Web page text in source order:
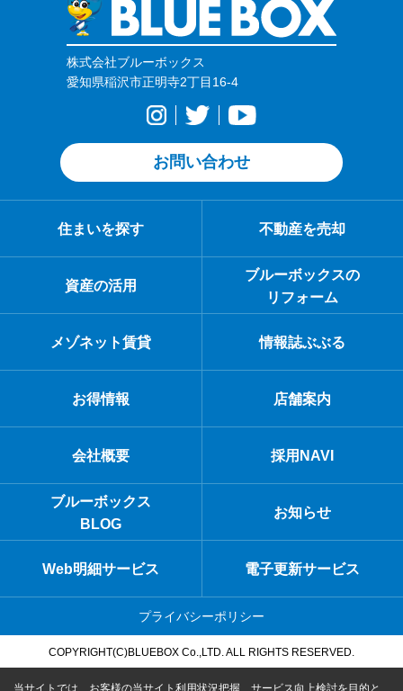
株式会社ブルーボックス
愛知県稲沢市正明寺2丁目16-4
お問い合わせ
住まいを探す 不動産を売却
資産の活用
ブルーボックスの
リフォーム
メゾネット賃貸 情報誌ぶぶる
お得情報 店舗案内
会社概要 採用NAVI
ブルーボックス
BLOG
お知らせ
Web明細サービス 電子更新サービス
プライバシーポリシー
COPYRIGHT(C)BLUEBOX Co.,LTD. ALL RIGHTS RESERVED.
当サイトでは、お客様の当サイト利用状況把握、サービス向上検討を目的と